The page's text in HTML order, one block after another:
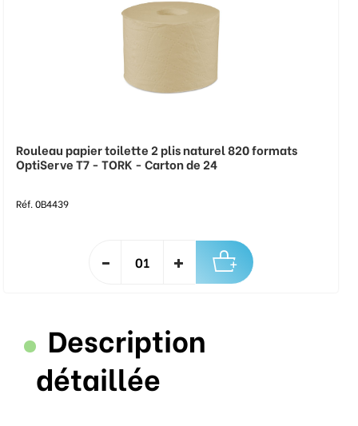
Rouleau papier toilette 2 plis naturel 820 formats
OptiServe T7 - TORK - Carton de 24
Réf. 0B4439
Description
détaillée